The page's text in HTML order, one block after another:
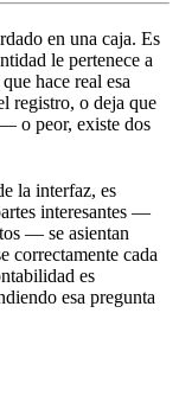
en una caja. Es
le pertenece a
hace real esa
registro, o deja que
o peor, existe dos
la interfaz, es
interesantes —
— se asientan
correctamente cada
es
esa pregunta